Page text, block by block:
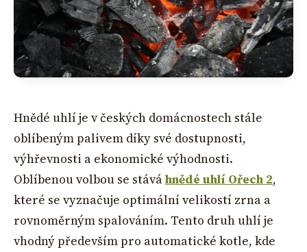
Hnědé uhlí je v českých domácnostech stále
oblíbeným palivem díky své dostupnosti,
výhřevnosti a ekonomické výhodnosti.
Oblíbenou volbou se stáváhnědé uhlí Ořech 2,
které se vyznačuje optimální velikostí zrna a
rovnoměrným spalováním. Tento druh uhlí je
vhodný především pro automatické kotle, kde